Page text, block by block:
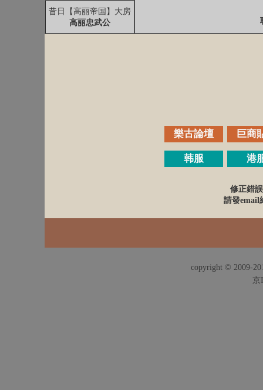
昔日【高丽帝国】大房
高丽忠武公
樂古論壇 巨商
韩服 港
修正錯
請發email
copyright © 2009-
京